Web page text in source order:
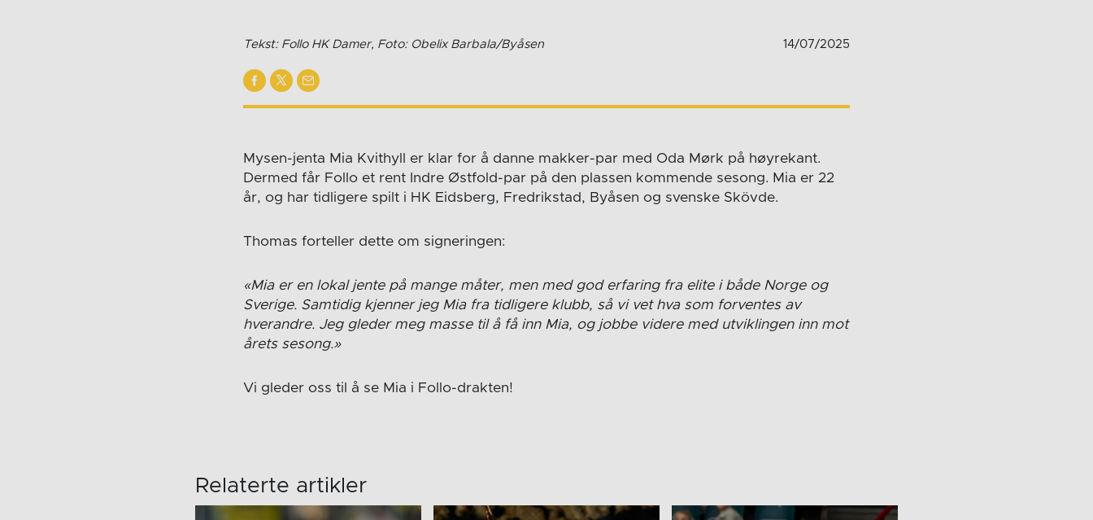
Tekst: Follo HK Damer, Foto: Obelix Barbala/Byåsen 14/07/2025
Mysen-jenta Mia Kvithyll er klar for å danne makker-par med Oda Mørk på høyrekant.
Dermed får Follo et rent Indre Østfold-par på den plassen kommende sesong. Mia er 22
år, og har tidligere spilt i HK Eidsberg, Fredrikstad, Byåsen og svenske Skövde.
Thomas forteller dette om signeringen:
«Mia er en lokal jente på mange måter, men med god erfaring fra elite i både Norge og
Sverige. Samtidig kjenner jeg Mia fra tidligere klubb, så vi vet hva som forventes av
hverandre. Jeg gleder meg masse til å få inn Mia, og jobbe videre med utviklingen inn mot
årets sesong.»
Vi gleder oss til å se Mia i Follo-drakten!
Relaterte artikler